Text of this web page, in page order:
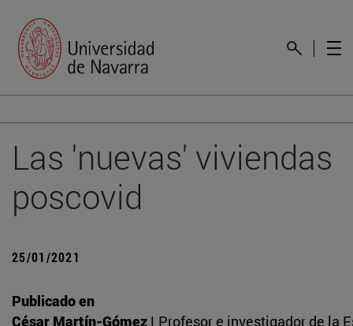
Las 'nuevas' viviendas
poscovid
25/01/2021
Publicado en
César Martín-Gómez | Profesor e investigador de la